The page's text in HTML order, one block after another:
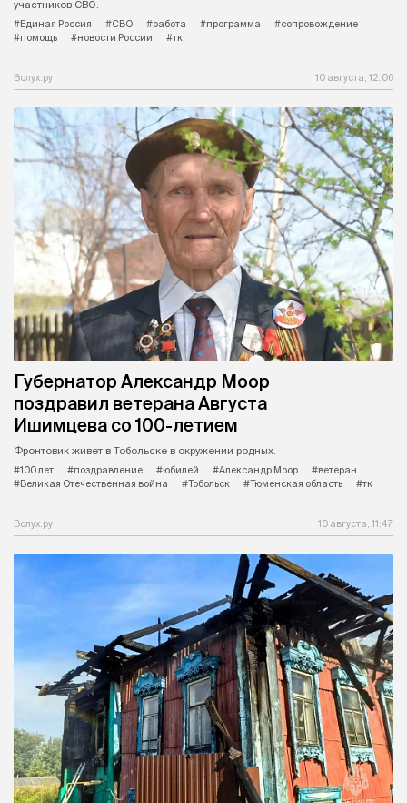
участников СВО.
#Единая Россия
#СВО #работа #программа
#сопровождение
#помощь
#новости России #тк
Вслух.ру 10 августа, 12:06
Губернатор Александр Моор
поздравил ветерана Августа
Ишимцева со 100-летием
Фронтовик живет в Тобольске в окружении родных.
#100 лет
#поздравление #юбилей #Александр Моор
#ветеран
#Великая Отечественная война
#Тобольск #Тюменская область #тк
Вслух.ру 10 августа, 11:47